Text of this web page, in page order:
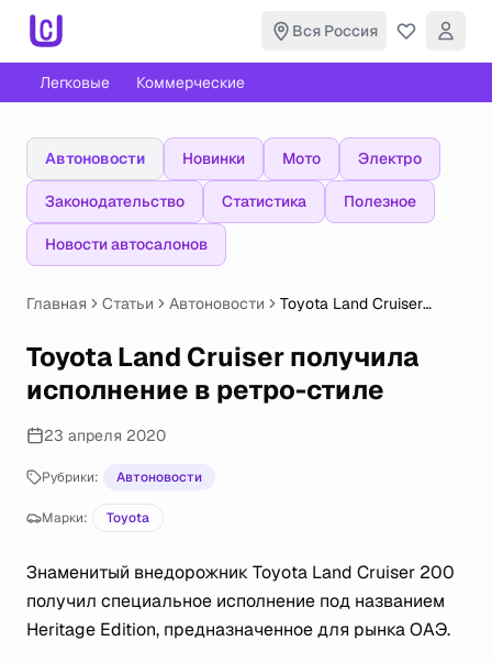
Вся Россия
Легковые Коммерческие
Автоновости Новинки Мото Электро
Законодательство Статистика Полезное
Новости автосалонов
Главная Статьи Автоновости
Toyota Land Cruiser
ретро-стиле
Toyota Land Cruiser получила
исполнение в ретро-стиле
23 апреля 2020
Рубрики: Автоновости
Марки: Toyota
Знаменитый внедорожник Toyota Land Cruiser 200
получил специальное исполнение под названием
Heritage Edition, предназначенное для рынка ОАЭ.